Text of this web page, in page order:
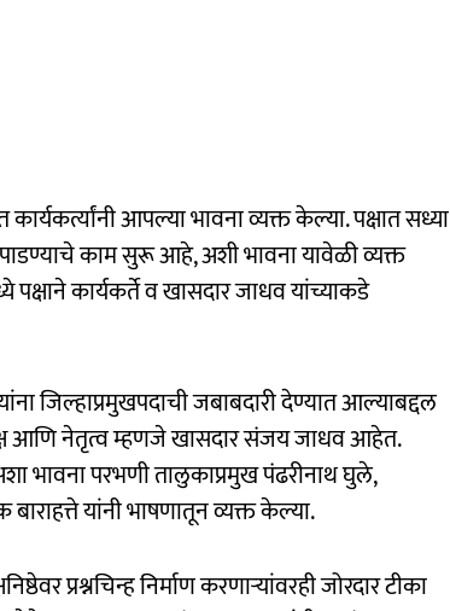
आपल्या भावना व्यक्त केल्या. पक्षात सध्या
काम सुरू आहे, अशी भावना यावेळी व्यक्त
कार्यकर्ते व खासदार जाधव यांच्याकडे
जिल्हाप्रमुखपदाची जबाबदारी देण्यात आल्याबद्दल
पक्ष आणि नेतृत्व म्हणजे खासदार संजय जाधव आहेत.
भावना परभणी तालुकाप्रमुख पंढरीनाथ घुले,
यांनी भाषणातून व्यक्त केल्या.
प्रश्नचिन्ह निर्माण करणाऱ्यांवरही जोरदार टीका